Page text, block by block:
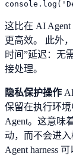
这比在 AI
更高效。 此外
时间”延迟：无
接处理。
隐私保护操作
保留在执行环
Agent。这意味
动，而不会进
Agent harness